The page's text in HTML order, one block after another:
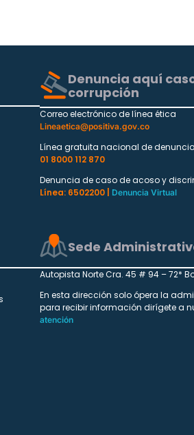
Denuncia aquí
corrupción
Correo electrónico de línea ética
Lineaetica@positiva.gov.co
Línea gratuita nacional de denuncia
01 8000 112 870
Denuncia de caso de acoso y
Línea: 6502200 |
Denuncia Virtual
Sede
Autopista Norte Cra. 45 # 94 – 72*
En esta dirección solo ópera la
para recibir información dirígete a
atención